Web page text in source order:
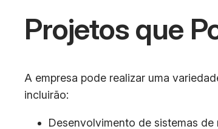
Projetos que
A empresa pode realizar uma
incluirão:
Desenvolvimento de sistemas